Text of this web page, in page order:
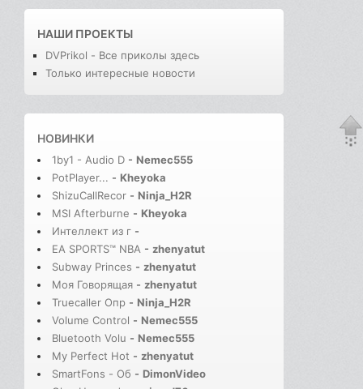
НАШИ ПРОЕКТЫ
DVPrikol - Все приколы здесь
Только интересные новости
НОВИНКИ
1by1 - Audio D - Nemec555
PotPlayer... - Kheyoka
ShizuCallRecor - Ninja_H2R
MSI Afterburne - Kheyoka
Интеллект из г -
EA SPORTS™ NBA - zhenyatut
Subway Princes - zhenyatut
Моя Говорящая - zhenyatut
Truecaller Опр - Ninja_H2R
Volume Control - Nemec555
Bluetooth Volu - Nemec555
My Perfect Hot - zhenyatut
SmartFons - Об - DimonVideo